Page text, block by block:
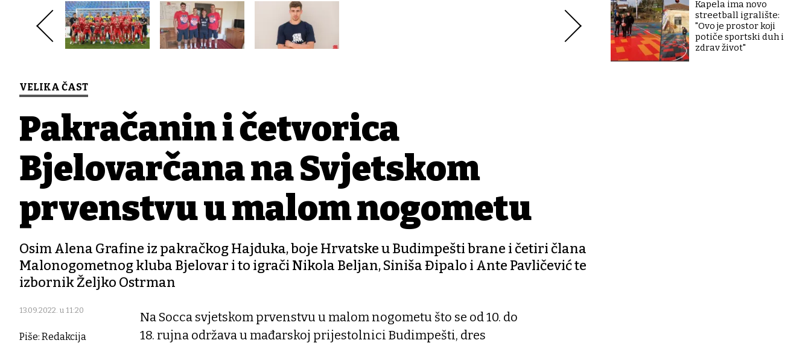
VELIKA ČAST
Pakračanin i četvorica
Bjelovarčana na Svjetskom
prvenstvu u malom nogometu
Osim Alena Grafine iz pakračkog Hajduka, boje Hrvatske u Budimpešti brane i četiri člana
Malonogometnog kluba Bjelovar i to igrači Nikola Beljan, Siniša Đipalo i Ante Pavličević te
izbornik Željko Ostrman
13.09.2022. u 11:20
Piše: Redakcija
Na Socca svjetskom prvenstvu u malom nogometu što se od 10. do
18. rujna održava u mađarskoj prijestolnici Budimpešti, dres
Kapela ima novo
streetball igralište:
"Ovo je prostor koji
potiče sportski duh i
zdrav život"